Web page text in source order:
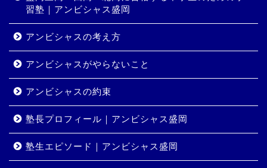
習塾｜アンビシャス盛岡
アンビシャスの考え方
アンビシャスがやらないこと
アンビシャスの約束
塾長プロフィール｜アンビシャス盛岡
塾生エピソード｜アンビシャス盛岡